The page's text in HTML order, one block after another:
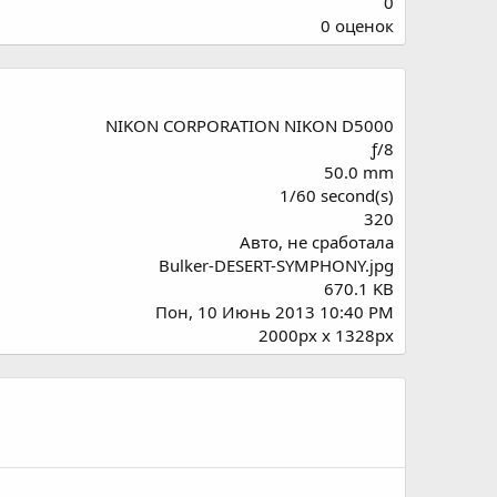
0
.
0
з
ё
з
0 оценок
NIKON CORPORATION NIKON D5000
ƒ/8
50.0 mm
1/60 second(s)
320
Авто, не сработала
Bulker-DESERT-SYMPHONY.jpg
670.1 KB
Пон, 10 Июнь 2013 10:40 PM
2000px x 1328px